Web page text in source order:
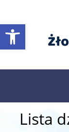
Otwórz
content
Lista